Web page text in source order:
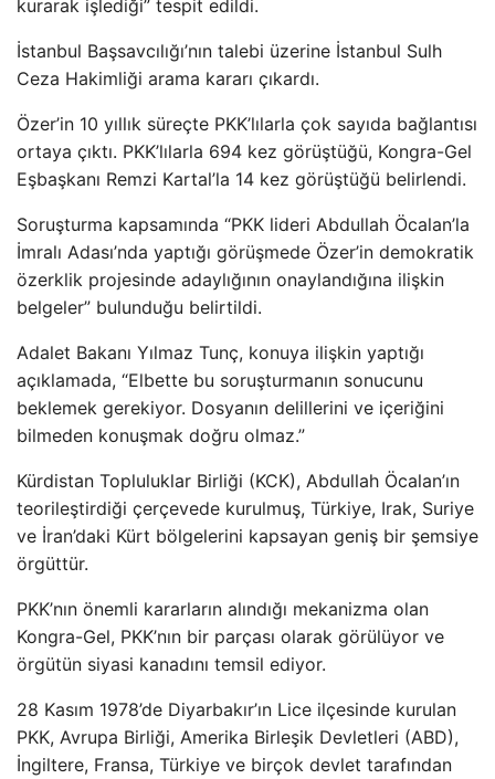
kurarak işlediği” tespit edildi.
İstanbul Başsavcılığı’nın talebi üzerine İstanbul Sulh
Ceza Hakimliği arama kararı çıkardı.
Özer’in 10 yıllık süreçte PKK’lılarla çok sayıda bağlantısı
ortaya çıktı. PKK’lılarla 694 kez görüştüğü, Kongra-Gel
Eşbaşkanı Remzi Kartal’la 14 kez görüştüğü belirlendi.
Soruşturma kapsamında “PKK lideri Abdullah Öcalan’la
İmralı Adası’nda yaptığı görüşmede Özer’in demokratik
özerklik projesinde adaylığının onaylandığına ilişkin
belgeler” bulunduğu belirtildi.
Adalet Bakanı Yılmaz Tunç, konuya ilişkin yaptığı
açıklamada, “Elbette bu soruşturmanın sonucunu
beklemek gerekiyor. Dosyanın delillerini ve içeriğini
bilmeden konuşmak doğru olmaz.”
Kürdistan Topluluklar Birliği (KCK), Abdullah Öcalan’ın
teorileştirdiği çerçevede kurulmuş, Türkiye, Irak, Suriye
ve İran’daki Kürt bölgelerini kapsayan geniş bir şemsiye
örgüttür.
PKK’nın önemli kararların alındığı mekanizma olan
Kongra-Gel, PKK’nın bir parçası olarak görülüyor ve
örgütün siyasi kanadını temsil ediyor.
28 Kasım 1978’de Diyarbakır’ın Lice ilçesinde kurulan
PKK, Avrupa Birliği, Amerika Birleşik Devletleri (ABD),
İngiltere, Fransa, Türkiye ve birçok devlet tarafından